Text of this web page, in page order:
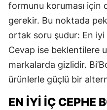
formunu koruması için
gerekir. Bu noktada
ortak soru şudur: En iyi
Cevap ise beklentilere
markalarda gizlidir.
ürünlerle güçlü bir
EN İYI İÇ CEPHE